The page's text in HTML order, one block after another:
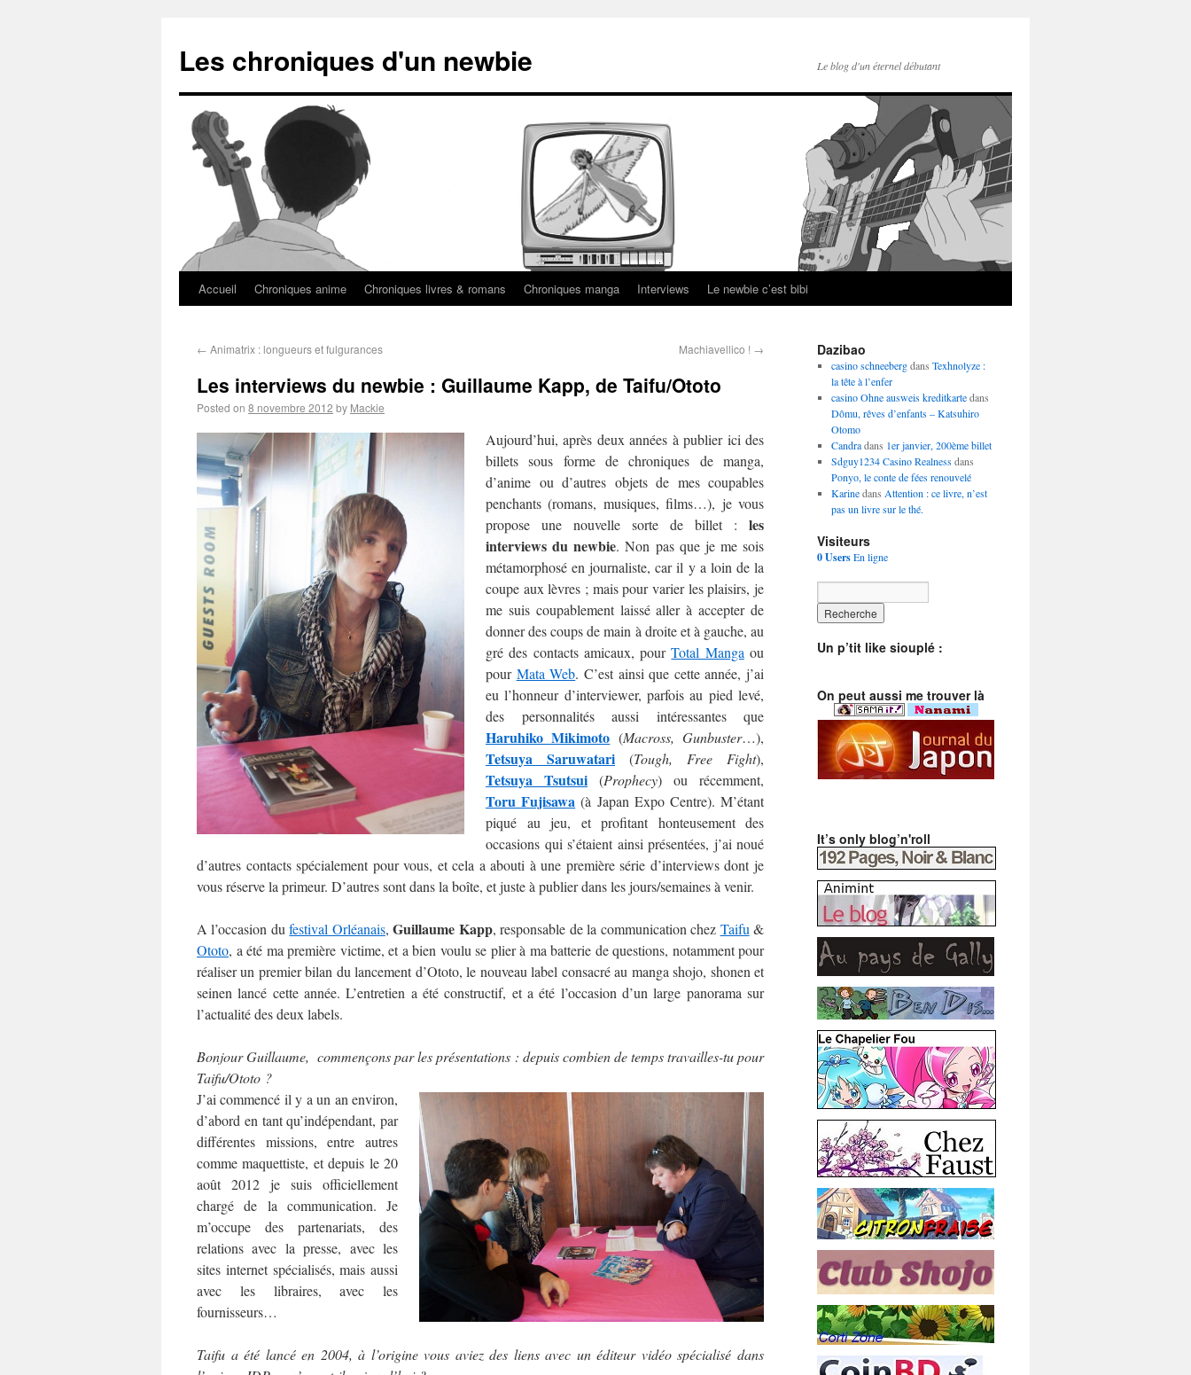
Les chroniques d'un newbie Le blog d'un éternel débutant
Accueil Chroniques anime Chroniques livres & romans Chroniques manga Interviews Le newbie c’est bibi
← Animatrix : longueurs et fulgurances Machiavellico ! →
Les interviews du newbie : Guillaume Kapp, de Taifu/Ototo
Posted on 8 novembre 2012 by Mackie
Aujourd’hui, après deux années à publier ici des
billets sous forme de chroniques de manga,
d’anime ou d’autres objets de mes coupables
penchants (romans, musiques, films…), je vous
propose une nouvelle sorte de billet : les
interviews du newbie. Non pas que je me sois
métamorphosé en journaliste, car il y a loin de la
coupe aux lèvres ; mais pour varier les plaisirs, je
me suis coupablement laissé aller à accepter de
donner des coups de main à droite et à gauche, au
gré des contacts amicaux, pourTotal Manga ou
pour Mata Web. C’est ainsi que cette année, j’ai
eu l’honneur d’interviewer, parfois au pied levé,
des personnalités aussi intéressantes que
Haruhiko Mikimoto (Macross, Gunbuster…),
Tetsuya Saruwatari (Tough, Free Fight),
Tetsuya Tsutsui (Prophecy) ou récemment,
Toru Fujisawa (à Japan Expo Centre). M’étant
piqué au jeu, et profitant honteusement des
occasions qui s’étaient ainsi présentées, j’ai noué
d’autres contacts spécialement pour vous, et cela a abouti à une première série d’interviews dont je
vous réserve la primeur. D’autres sont dans la boîte, et juste à publier dans les jours/semaines à venir.
A l’occasion dufestival Orléanais, Guillaume Kapp, responsable de la communication chez Taifu &
Ototo, a été ma première victime, et a bien voulu se plier à ma batterie de questions, notamment pour
réaliser un premier bilan du lancement d’Ototo, le nouveau label consacré au manga shojo, shonen et
seinen lancé cette année. L’entretien a été constructif, et a été l’occasion d’un large panorama sur
l’actualité des deux labels.
Bonjour Guillaume, commençons par les présentations : depuis combien de temps travailles-tu pour
Taifu/Ototo ?
J’ai commencé il y a un an environ,
d’abord en tant qu’indépendant, par
différentes missions, entre autres
comme maquettiste, et depuis le 20
août 2012 je suis officiellement
chargé de la communication. Je
m’occupe des partenariats, des
relations avec la presse, avec les
sites internet spécialisés, mais aussi
avec les libraires, avec les
fournisseurs…
Taifu a été lancé en 2004, à l’origine vous aviez des liens avec un éditeur vidéo spécialisé dans
Dazibao
casino schneebergdans Texhnolyze :
la tête à l’enfer
casino Ohne ausweis kreditkartedans
Dômu, rêves d’enfants – Katsuhiro
Otomo
Candradans 1er janvier, 200ème billet
Sdguy1234 Casino Realnessdans
Ponyo, le conte de fées renouvelé
Karinedans Attention : ce livre, n’est
pas un livre sur le thé.
Visiteurs
0 UsersEn ligne
Un p’tit like siouplé :
On peut aussi me trouver là
It’s only blog’n'roll